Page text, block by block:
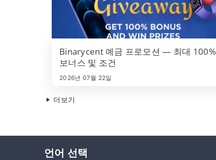
Binarycent 예금 프로모션 — 최대 100%
보너스 및 조건
2026년 07월 22일
더보기
언어 선택